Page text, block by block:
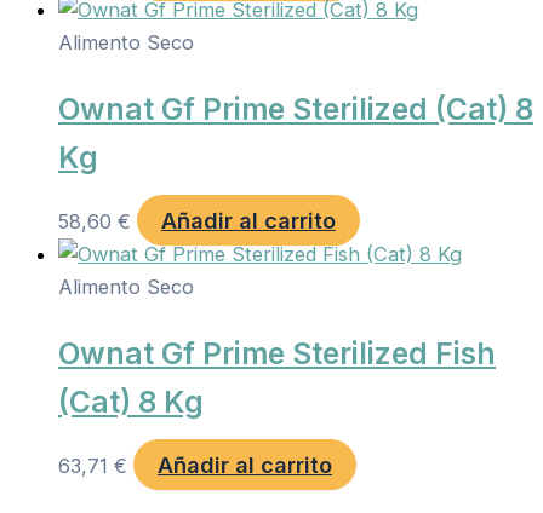
Alimento Seco
Ownat Gf Prime Sterilized (Cat) 8
Kg
58,60 € Añadir al carrito
Alimento Seco
Ownat Gf Prime Sterilized Fish
(Cat) 8 Kg
63,71 € Añadir al carrito